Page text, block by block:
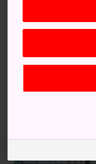
乘搭地鐵，之
從日本橋站往
走約 10 分鐘
尋找寫著｢黑門